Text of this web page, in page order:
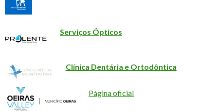
Serviços Ópticos
Clínica Dentária e Ortodôntica
Página oficial